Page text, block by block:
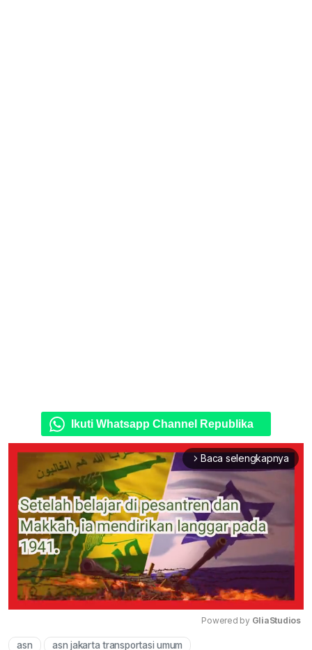
Ikuti Whatsapp Channel Republika
arrow_forward_ios Baca selengkapnya
Powered by GliaStudios
asn asn jakarta transportasi umum